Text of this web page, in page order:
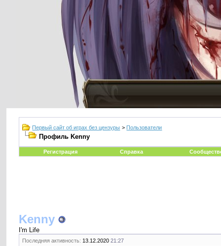
Первый сайт об играх без цензуры > Пользователи
Профиль Kenny
Регистрация Справка
Kenny
I'm Life
Последняя активность: 13.12.202021:27